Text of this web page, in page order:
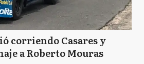
corriendo Casares y
a Roberto Mouras